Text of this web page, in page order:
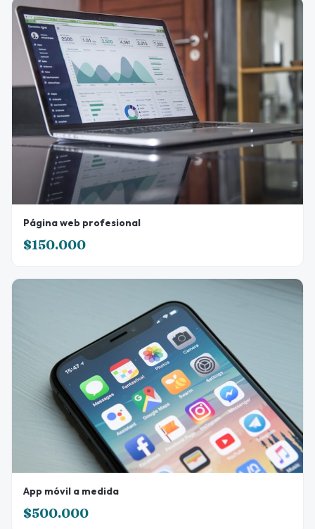
Página web profesional
$150.000
App móvil a medida
$500.000